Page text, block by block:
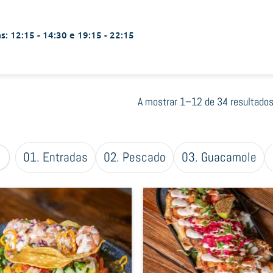
12:15 - 14:30 e 19:15 - 22:15
A mostrar 1–12 de 34 resultados
01. Entradas 02. Pescado 03. Guacamole